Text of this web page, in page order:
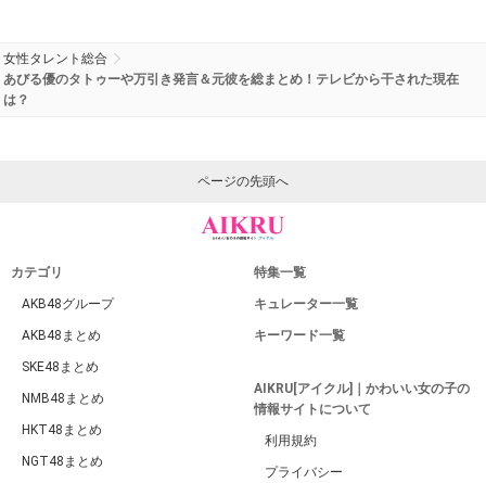
女性タレント総合
あびる優のタトゥーや万引き発言＆元彼を総まとめ！テレビから干された現在
は？
ページの先頭へ
カテゴリ
AKB48グループ
AKB48まとめ
SKE48まとめ
NMB48まとめ
HKT48まとめ
NGT48まとめ
特集一覧
キュレーター一覧
キーワード一覧
AIKRU[アイクル]｜かわいい女の子の
情報サイトについて
利用規約
プライバシー